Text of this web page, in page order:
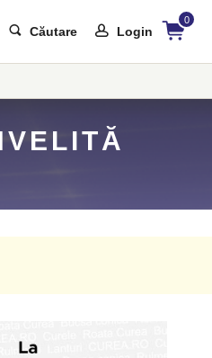
Căutare Login
0